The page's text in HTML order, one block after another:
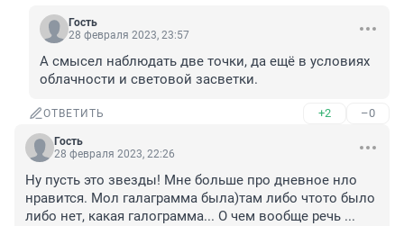
Гость
28 февраля 2023, 23:57
А смысел наблюдать две точки, да ещё в условиях
облачности и световой засветки.
ОТВЕТИТЬ +2 –0
Гость
28 февраля 2023, 22:26
Ну пусть это звезды! Мне больше про дневное нло
нравится. Мол галаграмма была)там либо чтото было
либо нет, какая галограмма... О чем вообще речь ...